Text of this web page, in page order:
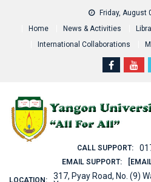
Friday, August
Home
News & Activities
International Collaborations
CALL SUPPORT:
EMAIL SUPPORT:
LOCATION:
317, Pyay Road, No. (9)